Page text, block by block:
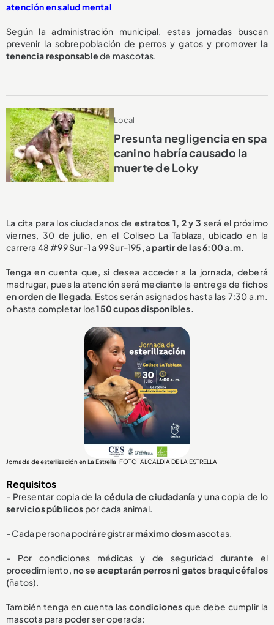
atención en salud mental
Según la administración municipal, estas jornadas buscan
prevenir la sobrepoblación de perros y gatos y promover la
tenencia responsablede mascotas.
Local
Presunta negligencia en spa
canino habría causado la
muerte de Loky
La cita para los ciudadanos de estratos 1, 2 y 3 será el próximo
viernes, 30 de julio, en el Coliseo La Tablaza, ubicado en la
carrera 48 #99 Sur-1 a 99 Sur-195, apartir de las 6:00 a.m.
Tenga en cuenta que, si desea acceder a la jornada, deberá
madrugar, pues la atención será mediante la entrega de fichos
en orden de llegada. Estos serán asignados hasta las 7:30 a.m.
o hasta completar los150 cupos disponibles.
Jornada de esterilización en La Estrella. FOTO: ALCALDÍA DE LA ESTRELLA
Requisitos
- Presentar copia de la cédula de ciudadanía y una copia de lo
servicios públicos por cada animal.
- Cada persona podrá registrarmáximo dosmascotas.
- Por condiciones médicas y de seguridad durante el
procedimiento, no se aceptarán perros ni gatos braquicéfalos
(ñatos).
También tenga en cuenta las condiciones que debe cumplir la
mascota para poder ser operada: